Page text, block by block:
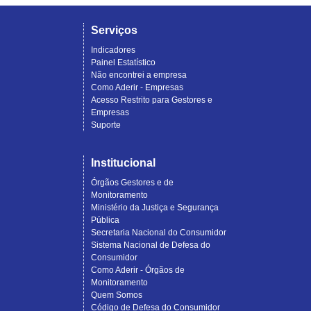
Serviços
Indicadores
Painel Estatístico
Não encontrei a empresa
Como Aderir - Empresas
Acesso Restrito para Gestores e
Empresas
Suporte
Institucional
Órgãos Gestores e de
Monitoramento
Ministério da Justiça e Segurança
Pública
Secretaria Nacional do Consumidor
Sistema Nacional de Defesa do
Consumidor
Como Aderir - Órgãos de
Monitoramento
Quem Somos
Código de Defesa do Consumidor